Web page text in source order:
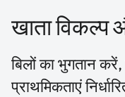
खाता विकल्प
बिलों का भुगतान
प्राथमिकताएं